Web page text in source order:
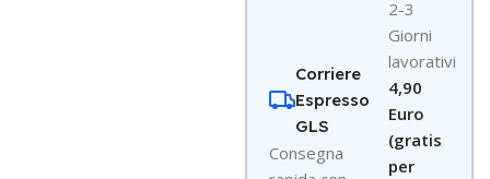
Corriere
Espresso
GLS
Consegna
2-3
Giorni
lavorativi
4,90
Euro
(gratis
per